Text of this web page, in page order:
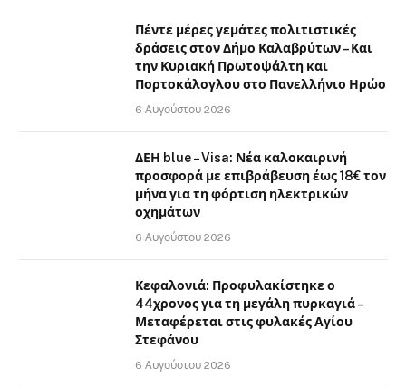
Πέντε μέρες γεμάτες πολιτιστικές
δράσεις στον Δήμο Καλαβρύτων – Και
την Κυριακή Πρωτοψάλτη και
Πορτοκάλογλου στο Πανελλήνιο Ηρώο
6 Αυγούστου 2026
ΔΕΗ blue – Visa: Νέα καλοκαιρινή
προσφορά με επιβράβευση έως 18€ τον
μήνα για τη φόρτιση ηλεκτρικών
οχημάτων
6 Αυγούστου 2026
Κεφαλονιά: Προφυλακίστηκε ο
44χρονος για τη μεγάλη πυρκαγιά –
Μεταφέρεται στις φυλακές Αγίου
Στεφάνου
6 Αυγούστου 2026